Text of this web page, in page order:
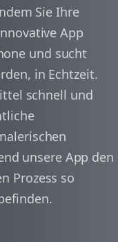
1 arrow_forward
Sie Ihre
App
und sucht
in Echtzeit.
schnell und
unsere App den
Prozess so